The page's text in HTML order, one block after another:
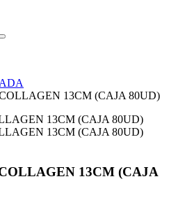
13CM (CAJA 80UD)
13CM (CAJA